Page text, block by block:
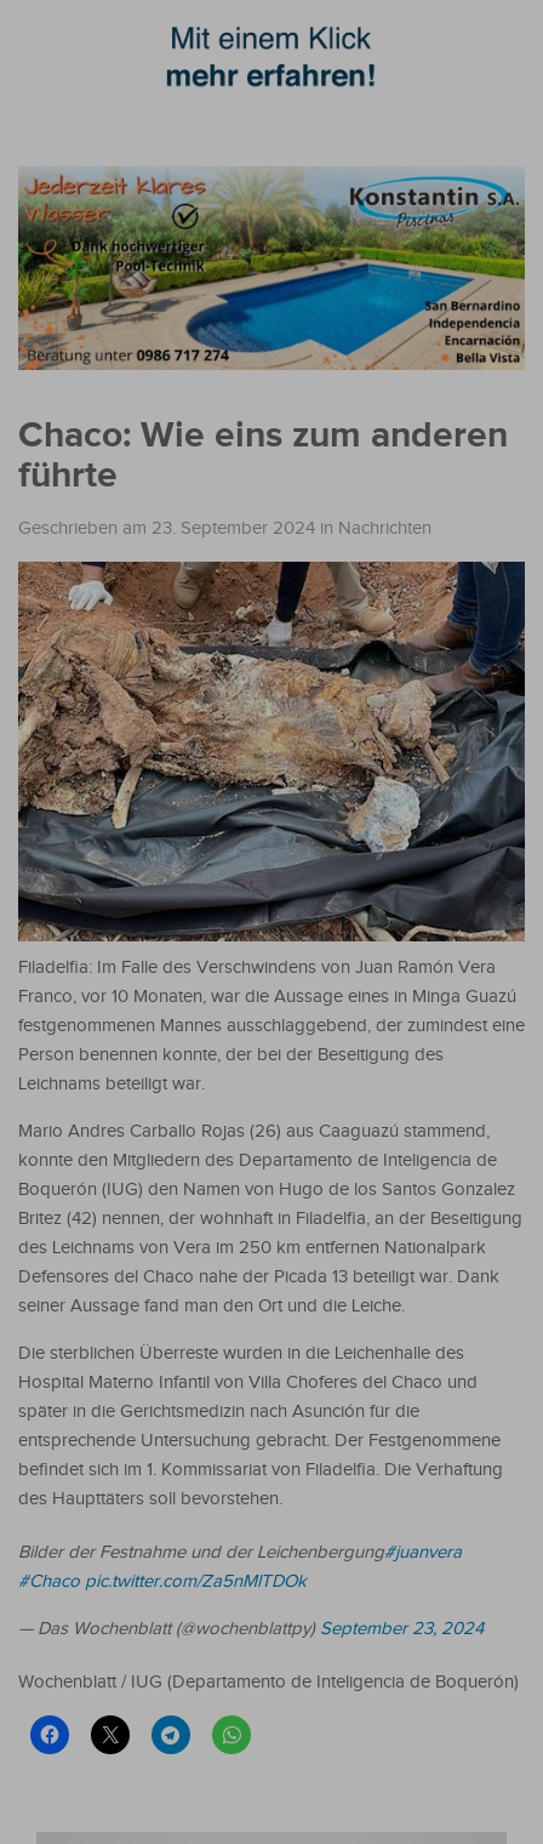
Chaco: Wie eins zum anderen
führte
Geschrieben am 23. September 2024 in Nachrichten
Filadelfia: Im Falle des Verschwindens von Juan Ramón Vera
Franco, vor 10 Monaten, war die Aussage eines in Minga Guazú
festgenommenen Mannes ausschlaggebend, der zumindest eine
Person benennen konnte, der bei der Beseitigung des
Leichnams beteiligt war.
Mario Andres Carballo Rojas (26) aus Caaguazú stammend,
konnte den Mitgliedern des Departamento de Inteligencia de
Boquerón (IUG) den Namen von Hugo de los Santos Gonzalez
Britez (42) nennen, der wohnhaft in Filadelfia, an der Beseitigung
des Leichnams von Vera im 250 km entfernen Nationalpark
Defensores del Chaco nahe der Picada 13 beteiligt war. Dank
seiner Aussage fand man den Ort und die Leiche.
Die sterblichen Überreste wurden in die Leichenhalle des
Hospital Materno Infantil von Villa Choferes del Chaco und
später in die Gerichtsmedizin nach Asunción für die
entsprechende Untersuchung gebracht. Der Festgenommene
befindet sich im 1. Kommissariat von Filadelfia. Die Verhaftung
des Haupttäters soll bevorstehen.
Bilder der Festnahme und der Leichenbergung#juanvera
#Chaco pic.twitter.com/Za5nMlTDOk
— Das Wochenblatt (@wochenblattpy) September 23, 2024
Wochenblatt / IUG (Departamento de Inteligencia de Boquerón)